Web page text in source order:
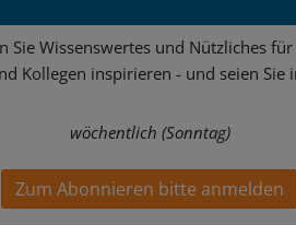
Sie Wissenswertes und Nützliches
Kollegen inspirieren - und seien
wöchentlich (Sonntag)
Zum Abonnieren bitte anmelden